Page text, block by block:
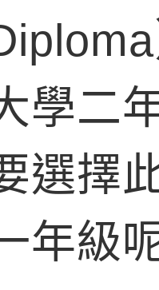
學二
選擇
年級